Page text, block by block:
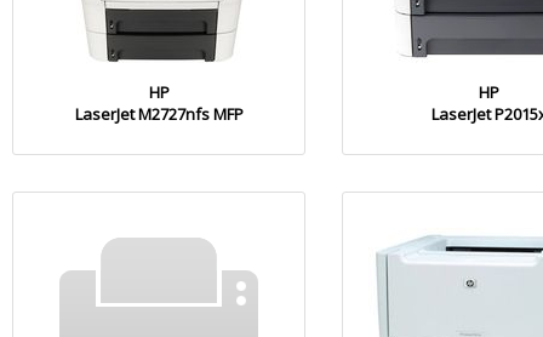
HP
LaserJet M2727nfs MFP
HP
LaserJet